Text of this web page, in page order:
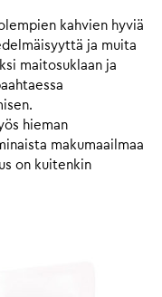
kahvien hyviä
ja muita
maitosuklaan ja
hieman
makumaailmaa
on kuitenkin